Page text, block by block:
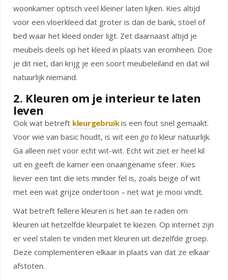
woonkamer optisch veel kleiner laten lijken. Kies altijd
voor een vloerkleed dat groter is dan de bank, stoel of
bed waar het kleed onder ligt. Zet daarnaast altijd je
meubels deels op het kleed in plaats van eromheen. Doe
je dit niet, dan krijg je een soort meubeleiland en dat wil
natuurlijk niemand.
2. Kleuren om je interieur te laten
leven
Ook wat betreft kleurgebruikis een fout snel gemaakt.
Voor wie van basic houdt, is wit een go to kleur natuurlijk.
Ga alleen niet voor echt wit-wit. Echt wit ziet er heel kil
uit en geeft de kamer een onaangename sfeer. Kies
liever een tint die iets minder fel is, zoals beige of wit
met een wat grijze ondertoon – net wat je mooi vindt.
Wat betreft fellere kleuren is het aan te raden om
kleuren uit hetzelfde kleurpalet te kiezen. Op internet zijn
er veel stalen te vinden met kleuren uit dezelfde groep.
Deze complementeren elkaar in plaats van dat ze elkaar
afstoten.